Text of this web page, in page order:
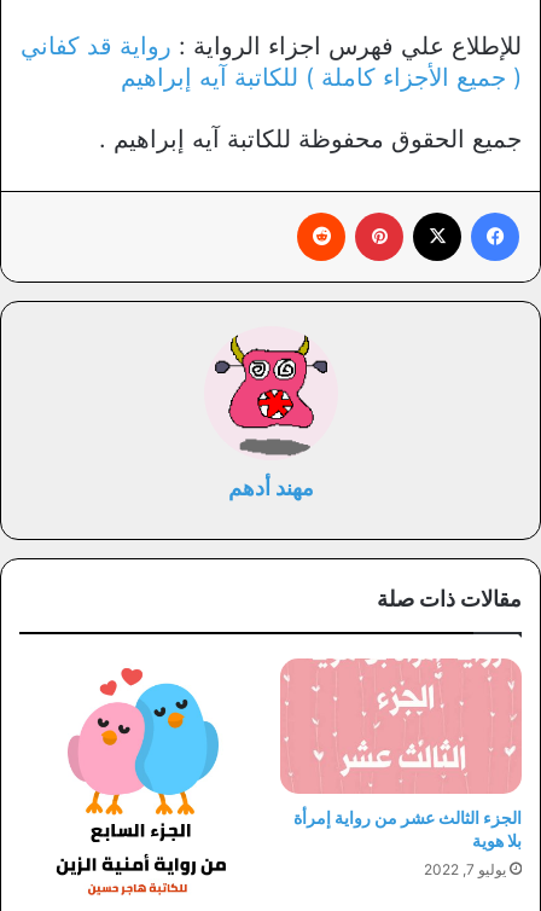
للإطلاع علي فهرس اجزاء الرواية : رواية قد كفاني
( جميع الأجزاء كاملة ) للكاتبة آيه إبراهيم
جميع الحقوق محفوظة للكاتبة آيه إبراهيم .
مهند أدهم
مقالات ذات صلة
الجزء الثالث عشر من رواية إمرأة
بلا هوية
يوليو 7, 2022